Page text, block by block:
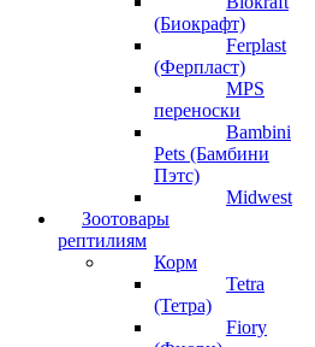
(Биокрафт)
Ferplast
(Ферпласт)
MPS
переноски
Bambini
Pets (Бамбини
Пэтс)
Midwest
Зоотовары
рептилиям
Корм
Tetra
(Тетра)
Fiory